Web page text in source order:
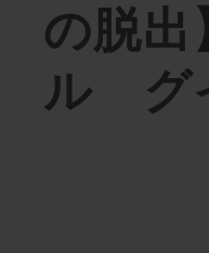
の脱
ル グ